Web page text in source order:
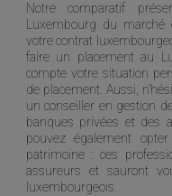
Notre comparatif
Luxembourg du
votre contrat
faire un placement au
compte votre situation
de placement. Aussi,
un conseiller en gestion
banques privées et des
pouvez également
patrimoine : ces
assureurs et sauront
luxembourgeois.